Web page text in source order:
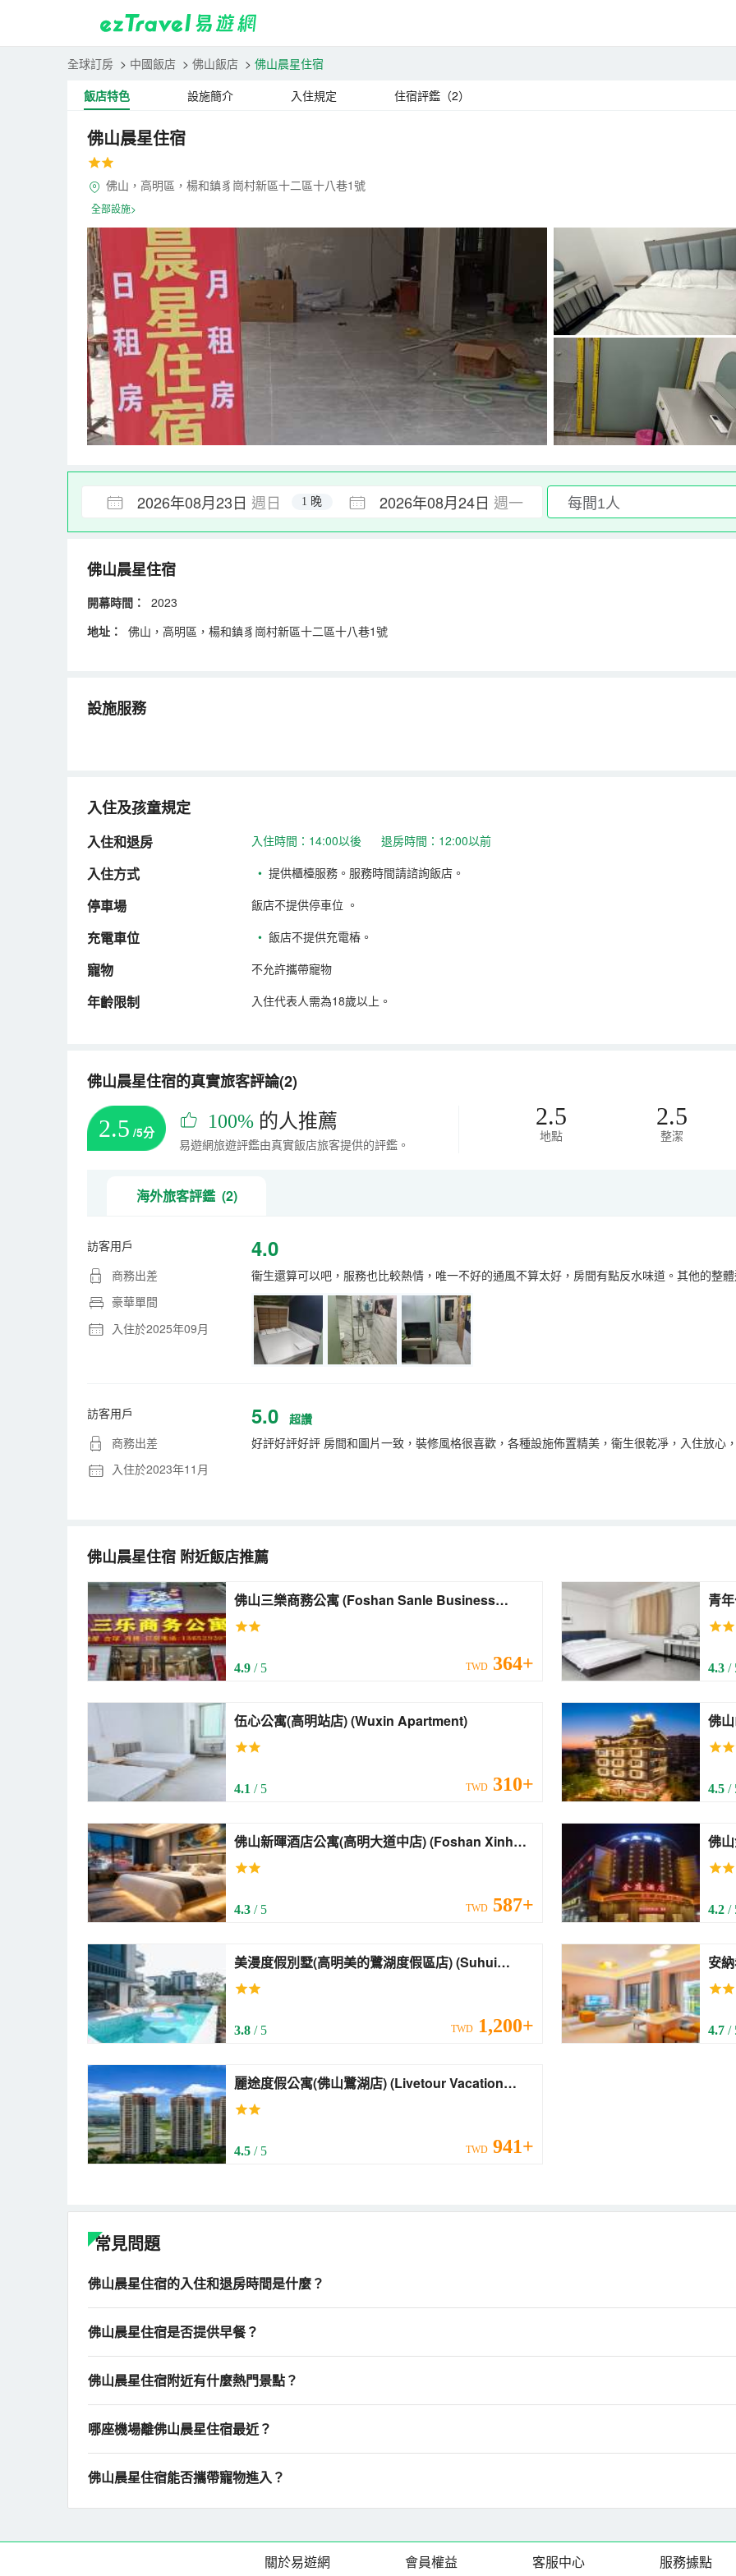
全球訂房 > 中國飯店 > 佛山飯店 > 佛山晨星住宿
飯店特色
設施簡介 入住規定 住宿評鑑（2）
佛山晨星住宿
佛山，高明區，楊和鎮豸崗村新區十二區十八巷1號
全部設施>
2026年08月23日 週日 2026年08月24日 週一
1 晚
佛山晨星住宿
開幕時間：
2023
地址：
佛山，高明區，楊和鎮豸崗村新區十二區十八巷1號
設施服務
入住及孩童規定
入住和退房 入住時間：14:00以後 退房時間：12:00以前
入住方式 • 提供櫃檯服務。服務時間請諮詢飯店。
停車場 飯店不提供停車位 。
充電車位 • 飯店不提供充電樁。
寵物 不允許攜帶寵物
年齡限制 入住代表人需為18歲以上。
佛山晨星住宿的真實旅客評論(2)
2.5 /5分 100% 的人推薦
易遊網旅遊評鑑由真實飯店旅客提供的評鑑。
2.5
地點
2.5
整潔
海外旅客評鑑 (2)
訪客用戶
商務出差
豪華單間
入住於2025年09月
4.0
衞生還算可以吧，服務也比較熱情，唯一不好的通風不算太好，房間有點反水味道。其他的整
訪客用戶
商務出差
入住於2023年11月
5.0
超讚
好評好評好評 房間和圖片一致，裝修風格很喜歡，各種設施佈置精美，衞生很乾凈，入住放心
佛山晨星住宿 附近飯店推薦
佛山三樂商務公寓 (Foshan Sanle Business
Apartment)
4.9 / 5 TWD 364+
青年公
4.3/
伍心公寓(高明站店) (Wuxin Apartment)
4.1 / 5 TWD 310+
佛山山
4.5/
佛山新暉酒店公寓(高明大道中店) (Foshan Xinhui
Hotel Apartment (Gaoming Avenue Middle))
4.3 / 5 TWD 587+ 4.2/
美漫度假別墅(高明美的鷺湖度假區店) (Suhui
Holiday Villa (Gaomingmeidi Luhu Resort))
3.8 / 5 TWD 1,200+ 4.7/
麗途度假公寓(佛山鷺湖店) (Livetour Vacation
Homestay (Foshan Luhu))
4.5 / 5 TWD 941+
常見問題
佛山晨星住宿的入住和退房時間是什麼？
佛山晨星住宿是否提供早餐？
佛山晨星住宿附近有什麼熱門景點？
哪座機場離佛山晨星住宿最近？
佛山晨星住宿能否攜帶寵物進入？
關於易遊網 會員權益 客服中心 服務據點